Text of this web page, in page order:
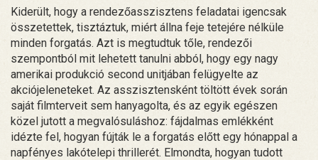
Kiderült, hogy a rendezőasszisztens feladatai igencsak
összetettek, tisztáztuk, miért állna feje tetejére nélküle
minden forgatás. Azt is megtudtuk tőle, rendezői
szempontból mit lehetett tanulni abból, hogy egy nagy
amerikai produkció second unitjában felügyelte az
akciójeleneteket. Az asszisztensként töltött évek során
saját filmterveit sem hanyagolta, és az egyik egészen
közel jutott a megvalósuláshoz: fájdalmas emlékként
idézte fel, hogyan fújták le a forgatás előtt egy hónappal a
napfényes lakótelepi thrillerét. Elmondta, hogyan tudott